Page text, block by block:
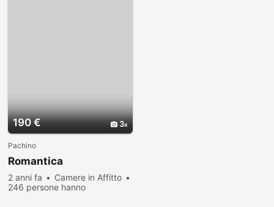
190 € 3
Pachino
Romantica
2 anni fa
Camere in Affitto
246 persone hanno